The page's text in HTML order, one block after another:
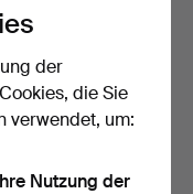
der
die Sie
verwendet, um:
Nutzung der